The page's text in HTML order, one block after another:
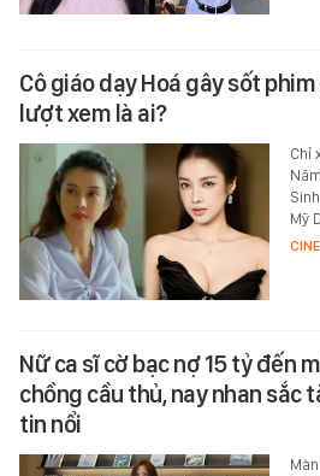
Cô giáo dạy Hoá gây sốt
lượt xem là ai?
Chỉ
Mỹ
CINE
Nữ ca sĩ cờ bạc nợ 15 tỷ đến
chồng cầu thủ, nay nhan sắc
tin nổi